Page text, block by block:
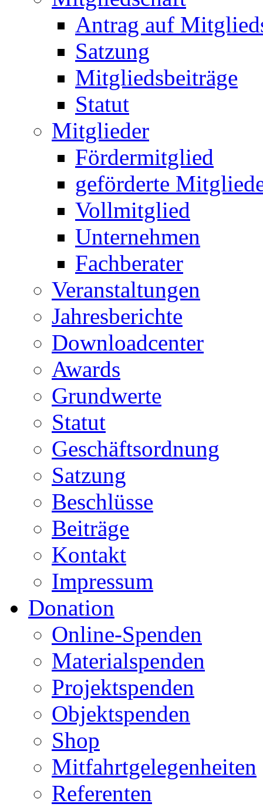
Antrag auf
Satzung
Mitgliedsbeiträge
Statut
Mitglieder
Fördermitglied
geförderte
Vollmitglied
Unternehmen
Fachberater
Veranstaltungen
Jahresberichte
Downloadcenter
Awards
Grundwerte
Statut
Geschäftsordnung
Satzung
Beschlüsse
Beiträge
Kontakt
Impressum
Donation
Online-Spenden
Materialspenden
Projektspenden
Objektspenden
Shop
Mitfahrtgelegenheiten
Referenten